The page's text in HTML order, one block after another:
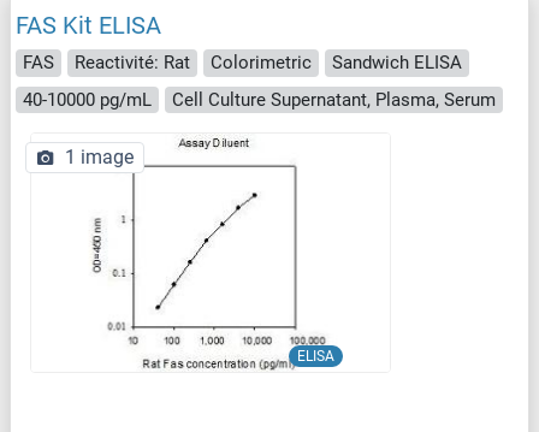
FAS Kit ELISA
FAS Reactivité: Rat Colorimetric
Sandwich ELISA
40-10000 pg/mL
Cell Culture Supernatant, Plasma, Serum
ELISA
1 image